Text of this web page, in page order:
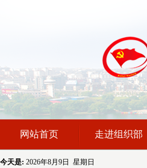
网站首页 走进组织部
今天是: 2026年8月9日 星期日